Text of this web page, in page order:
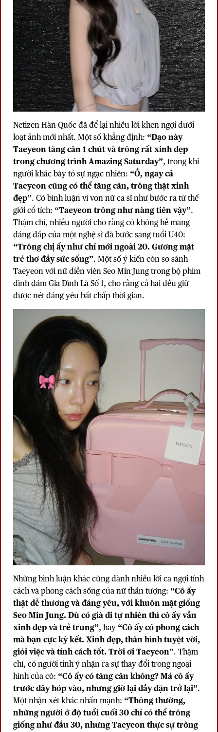
Netizen Hàn Quốc đã để lại nhiều lời khen ngợi dưới
loạt ảnh mới nhất. Một số khẳng định: “Dạo này
Taeyeon tăng cân 1 chút và trông rất xinh đẹp
trong chương trình Amazing Saturday”, trong khi
người khác bày tỏ sự ngạc nhiên: “Ồ, ngay cả
Taeyeon cũng có thể tăng cân, trông thật xinh
đẹp”. Có bình luận ví von nữ ca sĩ như bước ra từ thế
giới cổ tích: “Taeyeon trông như nàng tiên vậy”.
Thậm chí, nhiều người cho rằng cô không hề mang
dáng dấp của một nghệ sĩ đã bước sang tuổi U40:
“Trông chị ấy như chỉ mới ngoài 20. Gương mặt
trẻ thơ đầy sức sống”. Một số ý kiến còn so sánh
Taeyeon với nữ diễn viên Seo Min Jung trong bộ phim
đình đám Gia Đình Là Số 1, cho rằng cả hai đều giữ
được nét đáng yêu bất chấp thời gian.
Những bình luận khác cũng dành nhiều lời ca ngợi tính
cách và phong cách sống của nữ thần tượng: “Cô ấy
thật dễ thương và đáng yêu, với khuôn mặt giống
Seo Min Jung. Dù có già đi tự nhiên thì cô ấy vẫn
xinh đẹp và trẻ trung”, hay “Cô ấy có phong cách
mà bạn cực kỳ kết. Xinh đẹp, thân hình tuyệt vời,
giỏi việc và tính cách tốt. Trời ơi Taeyeon”. Thậm
chí, có người tinh ý nhận ra sự thay đổi trong ngoại
hình của cô: “Cô ấy có tăng cân không? Má cô ấy
trước đây hóp vào, nhưng giờ lại đầy đặn trở lại”.
Một nhận xét khác nhấn mạnh: “Thông thường,
những người ở độ tuổi cuối 30 chỉ có thể trông
giống như đầu 30, nhưng Taeyeon thực sự trông